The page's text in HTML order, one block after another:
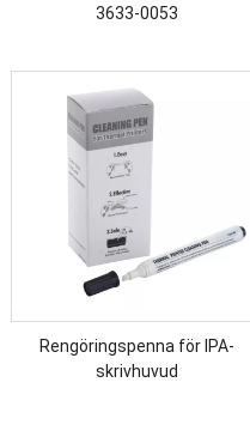
3633-0053
Rengöringspenna för IPA-
skrivhuvud